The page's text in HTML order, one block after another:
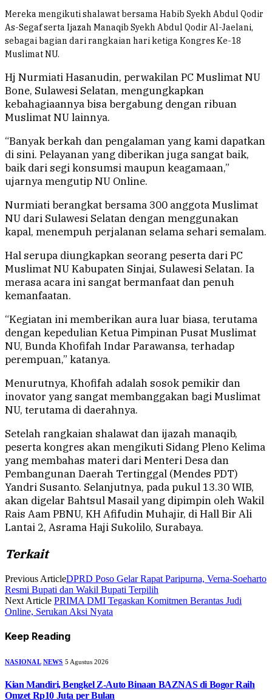
Mereka mengikuti shalawat bersama Habib Syekh Abdul Qodir
As-Segaf serta Ijazah Manaqib Syekh Abdul Qodir Al-Jaelani,
sebagai bagian dari rangkaian hari ketiga Kongres Ke-18
Muslimat NU.
Hj Nurmiati Hasanudin, perwakilan PC Muslimat NU
Bone, Sulawesi Selatan, mengungkapkan
kebahagiaannya bisa bergabung dengan ribuan
Muslimat NU lainnya.
“Banyak berkah dan pengalaman yang kami dapatkan
di sini. Pelayanan yang diberikan juga sangat baik,
baik dari segi konsumsi maupun keagamaan,”
ujarnya mengutip NU Online.
Nurmiati berangkat bersama 300 anggota Muslimat
NU dari Sulawesi Selatan dengan menggunakan
kapal, menempuh perjalanan selama sehari semalam.
Hal serupa diungkapkan seorang peserta dari PC
Muslimat NU Kabupaten Sinjai, Sulawesi Selatan. Ia
merasa acara ini sangat bermanfaat dan penuh
kemanfaatan.
“Kegiatan ini memberikan aura luar biasa, terutama
dengan kepedulian Ketua Pimpinan Pusat Muslimat
NU, Bunda Khofifah Indar Parawansa, terhadap
perempuan,” katanya.
Menurutnya, Khofifah adalah sosok pemikir dan
inovator yang sangat membanggakan bagi Muslimat
NU, terutama di daerahnya.
Setelah rangkaian shalawat dan ijazah manaqib,
peserta kongres akan mengikuti Sidang Pleno Kelima
yang membahas materi dari Menteri Desa dan
Pembangunan Daerah Tertinggal (Mendes PDT)
Yandri Susanto. Selanjutnya, pada pukul 13.30 WIB,
akan digelar Bahtsul Masail yang dipimpin oleh Wakil
Rais Aam PBNU, KH Afifudin Muhajir, di Hall Bir Ali
Lantai 2, Asrama Haji Sukolilo, Surabaya.
Terkait
Previous ArticleDPRD Poso Gelar Rapat Paripurna, Verna-Soeharto
Resmi Bupati dan Wakil Bupati Terpilih
Next Article PRIMA DMI Tegaskan Komitmen Berantas Judi
Online, Serukan Aksi Nyata
Keep Reading
NASIONAL NEWS 5 Agustus 2026
Kian Mandiri, Bengkel Z-Auto Binaan BAZNAS di Bogor Raih
Omzet Rp10 Juta per Bulan